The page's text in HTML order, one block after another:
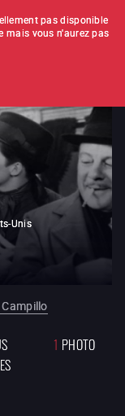
Unis
1 PHOTO
pas disponible
mais vous n'aurez pas